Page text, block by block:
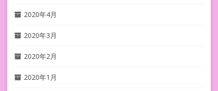
2020年4月
2020年3月
2020年2月
2020年1月